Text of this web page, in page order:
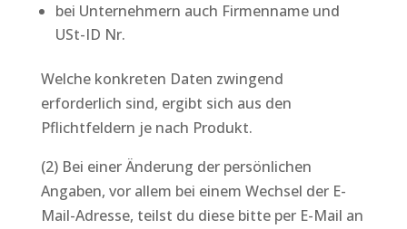
bei Unternehmern auch Firmenname und
USt-ID Nr.
Welche konkreten Daten zwingend
erforderlich sind, ergibt sich aus den
Pflichtfeldern je nach Produkt.
(2) Bei einer Änderung der persönlichen
Angaben, vor allem bei einem Wechsel der E-
Mail-Adresse, teilst du diese bitte per E-Mail an